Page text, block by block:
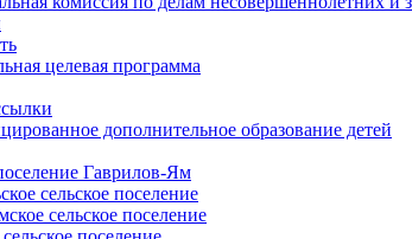
целевая программа
дополнительное образование детей
Гаврилов-Ям
сельское поселение
сельское поселение